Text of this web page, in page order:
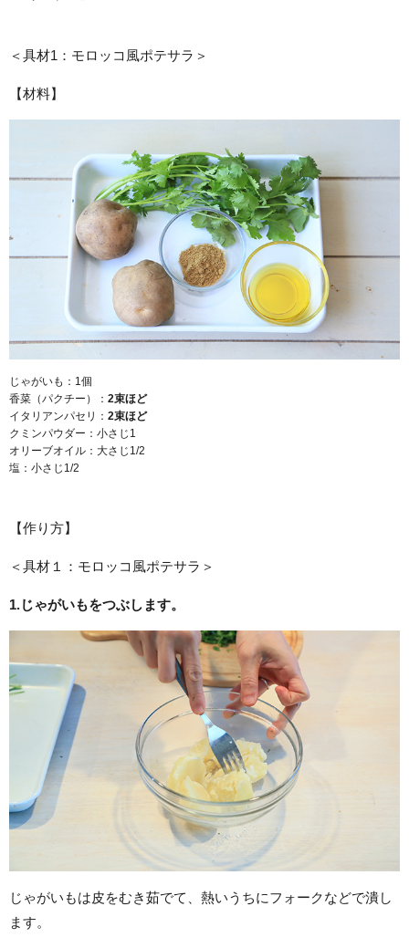
＜具材1：モロッコ風ポテサラ＞
【材料】
じゃがいも：1個
香菜（パクチー）： 2束ほど
イタリアンパセリ： 2束ほど
クミンパウダー：小さじ1
オリーブオイル：大さじ1/2
塩：小さじ1/2
【作り方】
＜具材１：モロッコ風ポテサラ＞
1.じゃがいもをつぶします。
じゃがいもは皮をむき茹でて、熱いうちにフォークなどで潰し
ます。